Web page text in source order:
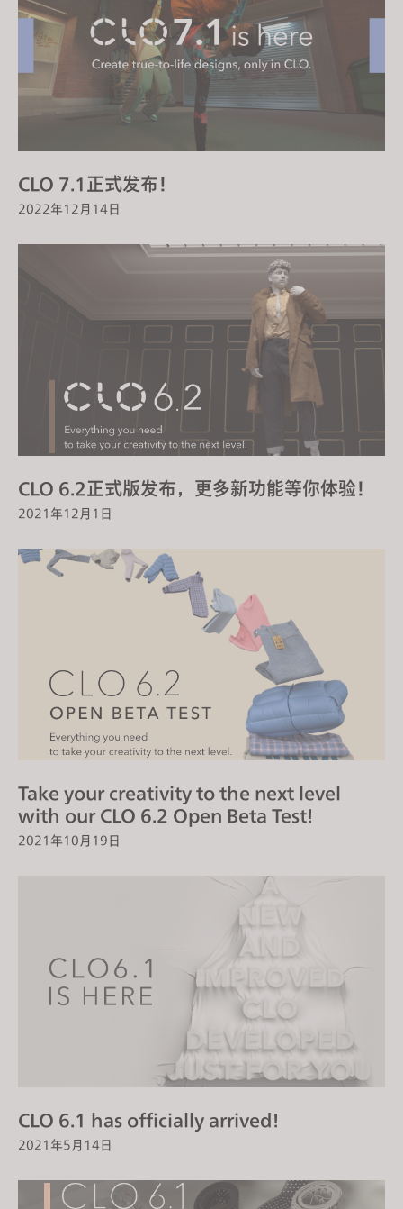
CLO 7.1正式发布！
2022年12月14日
CLO 6.2正式版发布，更多新功能等你体验！
2021年12月1日
Take your creativity to the next level
with our CLO 6.2 Open Beta Test!
2021年10月19日
CLO 6.1 has officially arrived!
2021年5月14日